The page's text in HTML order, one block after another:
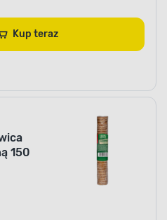
Kup teraz
150